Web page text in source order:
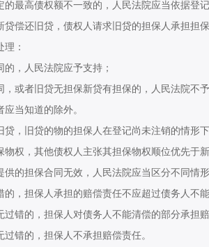
高债权额不一致的，人民法院应当依据登记
还旧贷，债权人请求旧贷的担保人承担担
：
，人民法院应予支持；
者旧贷无担保新贷有担保的，人民法院不
当知道的除外。
旧贷的物的担保人在登记尚未注销的情形
权，其他债权人主张其担保物权顺位优先于
担保合同无效，人民法院应当区分不同情形
担保人承担的赔偿责任不应超过债务人不能
的，担保人对债务人不能清偿的部分承担赔
错的，担保人不承担赔偿责任。